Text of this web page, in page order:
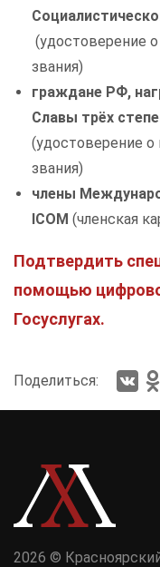
(удостоверение
звания)
граждане РФ,
Славы трёх
(удостоверение
звания)
члены
ICOM (членская
Подтвердить
помощью
Госуслугах.
Поделиться:
2026 ©